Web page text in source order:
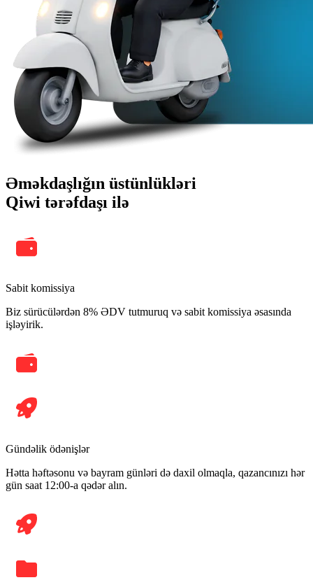
Əməkdaşlığın üstünlükləri
Qiwi tərəfdaşı ilə
Sabit komissiya
Biz sürücülərdən 8% ƏDV tutmuruq və sabit komissiya əsasında
işləyirik.
Gündəlik ödənişlər
Hətta həftəsonu və bayram günləri də daxil olmaqla, qazancınızı hər
gün saat 12:00-a qədər alın.